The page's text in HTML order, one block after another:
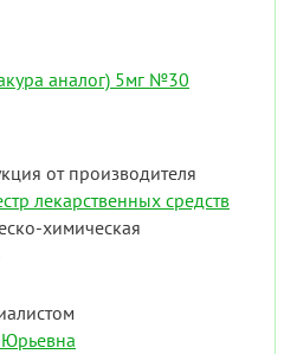
аналог) 5мг №30
от производителя
лекарственных средств
химическая